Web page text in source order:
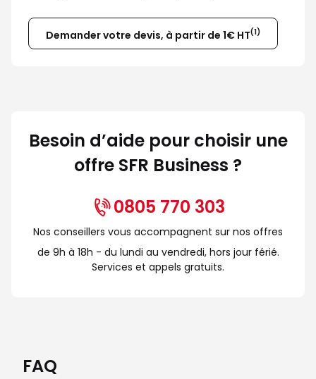
Demander votre devis, à partir de 1€ HT(1)
Besoin d’aide pour choisir une
offre SFR Business ?
0805 770 303
Nos conseillers vous accompagnent sur nos offres
de 9h à 18h - du lundi au vendredi, hors jour férié.
Services et appels gratuits.
FAQ